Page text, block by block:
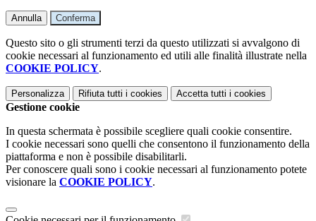
Annulla Conferma
Questo sito o gli strumenti terzi da questo utilizzati si avvalgono di
cookie necessari al funzionamento ed utili alle finalità illustrate nella
COOKIE POLICY.
Personalizza Rifiuta tutti i cookies Accetta tutti i cookies
Gestione cookie
In questa schermata è possibile scegliere quali cookie consentire.
I cookie necessari sono quelli che consentono il funzionamento della
piattaforma e non è possibile disabilitarli.
Per conoscere quali sono i cookie necessari al funzionamento potete
visionare la COOKIE POLICY.